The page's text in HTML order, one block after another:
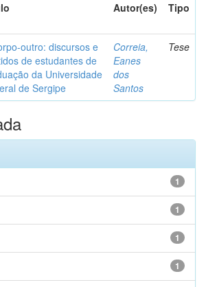
Autor(es) Tipo
outro: discursos e
de estudantes de
da Universidade
de Sergipe
Correia,
Eanes
dos
Santos
Tese
1
1
1
1